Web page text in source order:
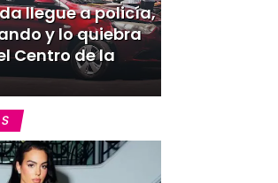
llegue a policía,
y lo quiebra
Centro de la